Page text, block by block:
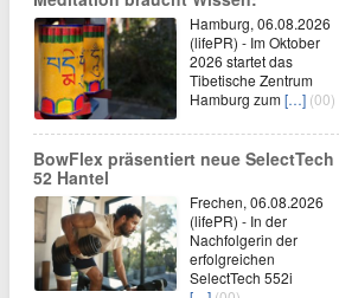
Hamburg, 06.08.2026
(lifePR) - Im Oktober
2026 startet das
Tibetische Zentrum
Hamburg zum[…] (00)
BowFlex präsentiert neue SelectTech
52 Hantel
Frechen, 06.08.2026
(lifePR) - In der
Nachfolgerin der
erfolgreichen
SelectTech 552i